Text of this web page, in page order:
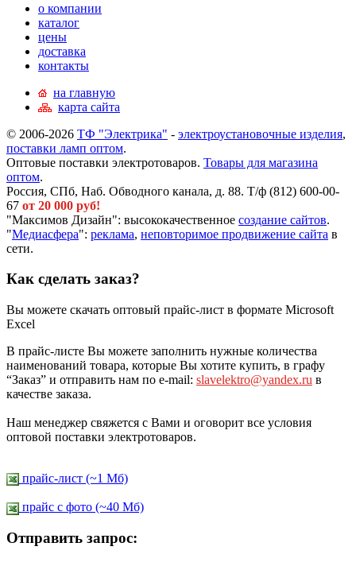
о компании
каталог
цены
доставка
контакты
на главную
карта сайта
© 2006-2026 ТФ "Электрика" - электроустановочные изделия,
поставки ламп оптом.
Оптовые поставки электротоваров. Товары для магазина
оптом.
Россия, СПб, Наб. Обводного канала, д. 88. Т/ф (812) 600-00-
67 от 20 000 руб!
"Максимов Дизайн": высококачественное создание сайтов.
"Медиасфера": реклама, неповторимое продвижение сайта в
сети.
Как сделать заказ?
Вы можете скачать оптовый прайс-лист в формате Microsoft
Excel
В прайс-листе Вы можете заполнить нужные количества
наименований товара, которые Вы хотите купить, в графу
“Заказ” и отправить нам по e-mail: slavelektro@yandex.ru в
качестве заказа.
Наш менеджер свяжется с Вами и оговорит все условия
оптовой поставки электротоваров.
прайс-лист (~1 Мб)
прайс c фото (~40 Мб)
Отправить запрос: